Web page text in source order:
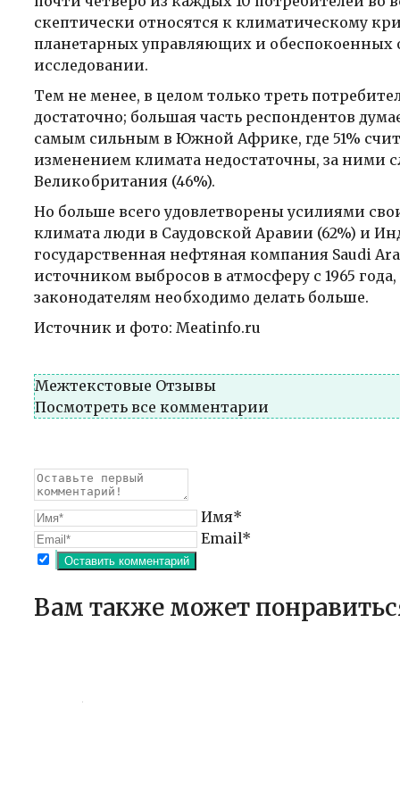
скептически относятся к климатическому
планетарных управляющих и обеспокоенных
исследовании.
Тем не менее, в целом только треть
достаточно; большая часть респондентов
самым сильным в Южной Африке, где 51%
изменением климата недостаточны, за ними
Великобритания (46%).
Но больше всего удовлетворены усилиями
климата люди в Саудовской Аравии (62%) и
государственная нефтяная компания Saudi
источником выбросов в атмосферу с 1965
законодателям необходимо делать больше.
Источник и фото: Meatinfo.ru
Межтекстовые Отзывы
Посмотреть все комментарии
Имя*
Email*
Вам также может